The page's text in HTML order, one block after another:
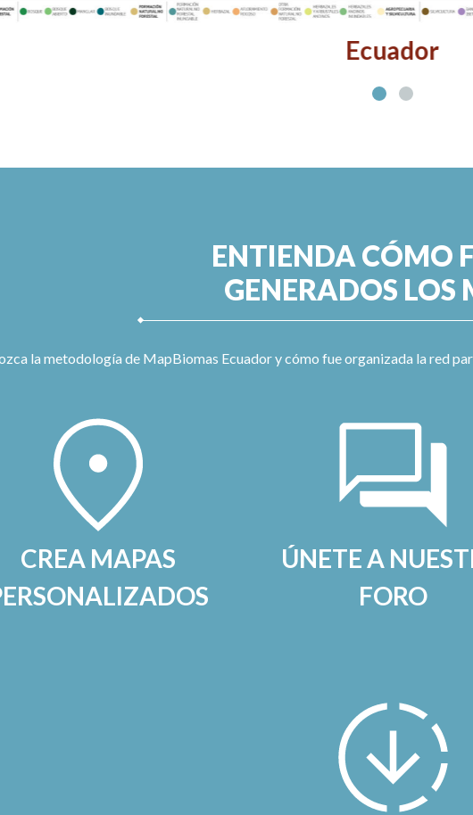
Ecuador
ENTIENDA CÓMO
GENERADOS LOS
la metodología de MapBiomas Ecuador y cómo fue organizada la red
CREA MAPAS
ÚNETE A
FORO